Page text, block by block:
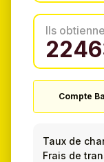
Ils
Compte
Taux de
Frais de